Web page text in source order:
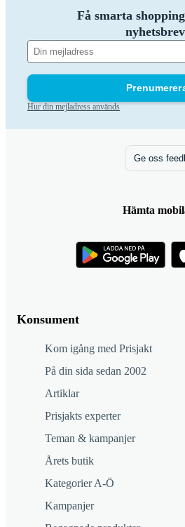
Få smarta
Hur din mejladress används
Konsument
Kom igång med Prisjakt
På din sida sedan 2002
Artiklar
Prisjakts experter
Teman & kampanjer
Årets butik
Kategorier A-Ö
Kampanjer
Ge oss
Hämta